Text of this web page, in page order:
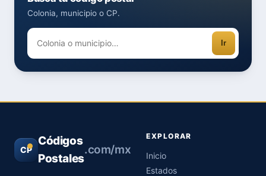
Colonia, municipio o CP.
Ir
CP
Códigos
Postales
.com/mx
EXPLORAR
Inicio
Estados